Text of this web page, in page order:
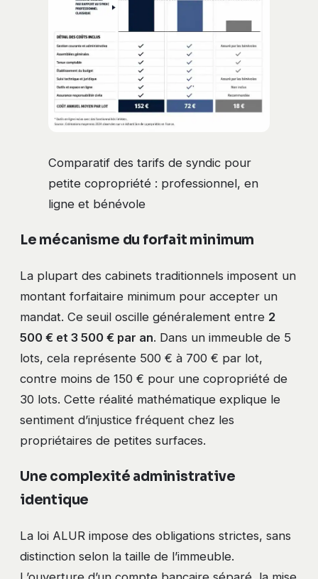
Comparatif des tarifs de syndic pour
petite copropriété : professionnel, en
ligne et bénévole
Le mécanisme du forfait minimum
La plupart des cabinets traditionnels imposent un
montant forfaitaire minimum pour accepter un
mandat. Ce seuil oscille généralement entre 2
500 € et 3 500 € par an. Dans un immeuble de 5
lots, cela représente 500 € à 700 € par lot,
contre moins de 150 € pour une copropriété de
30 lots. Cette réalité mathématique explique le
sentiment d’injustice fréquent chez les
propriétaires de petites surfaces.
Une complexité administrative
identique
La loi ALUR impose des obligations strictes, sans
distinction selon la taille de l’immeuble.